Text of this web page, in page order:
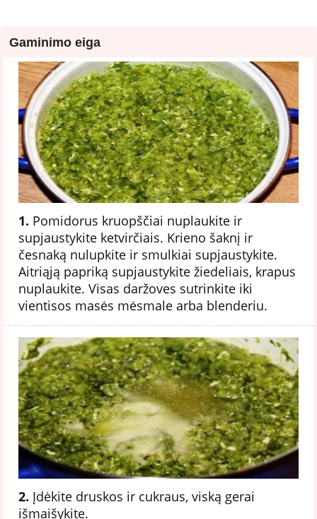
Gaminimo eiga
1. Pomidorus kruopščiai nuplaukite ir
supjaustykite ketvirčiais. Krieno šaknį ir
česnaką nulupkite ir smulkiai supjaustykite.
Aitriąją papriką supjaustykite žiedeliais, krapus
nuplaukite. Visas daržoves sutrinkite iki
vientisos masės mėsmale arba blenderiu.
2. Įdėkite druskos ir cukraus, viską gerai
išmaišykite.